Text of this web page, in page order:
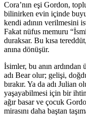
Cora’nın eşi Gordon,
bilinirken evin içinde
kendi adının verilmesini
Fakat nüfus memuru
duraksar. Bu kısa
anına dönüşür.
İsimler, bu anın
adı Bear olur; gelişi,
bırakır. Ya da adı Julian
yaşayabilmesi için bir
ağır basar ve çocuk
mirasını daha baştan